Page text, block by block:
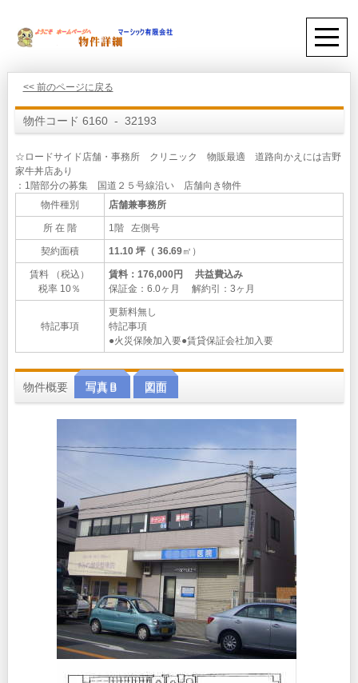
<< 前のページに戻る
物件コード 6160 - 32193
☆ロードサイド店舗・事務所 クリニック 物販最適 道路向かえには吉野
家牛丼店あり
：1階部分の募集 国道２５号線沿い 店舗向き物件
物件種別
店舗兼事務所
所 在 階 1階 左側号
契約面積 11.10 坪（ 36.69㎡）
賃料 （税込）
税率 10％
賃料：176,000円 共益費込み
保証金：6.0ヶ月 解約引：3ヶ月
特記事項
更新料無し
特記事項
●火災保険加入要●賃貸保証会社加入要
物件概要 写真Ｂ 図面